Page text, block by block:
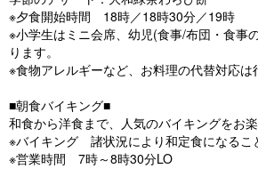
※夕食開始時間 18時／18時30分／19時
※小学生はミニ会席、幼児(食事/布団・食事
ります。
※食物アレルギーなど、お料理の代替対応は
■朝食バイキング■
和食から洋食まで、人気のバイキングをお楽
※バイキング 諸状況により和定食になるこ
※営業時間 7時～8時30分LO